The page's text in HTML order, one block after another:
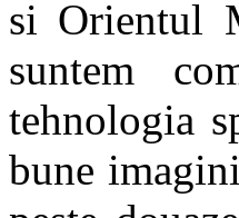
si Orientul
suntem
tehnologia
bune